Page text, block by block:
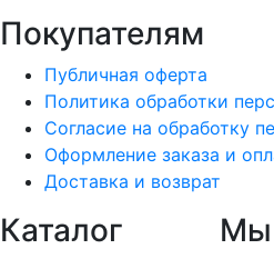
Покупателям
Публичная оферта
Политика обработки
Согласие на обработку
Оформление заказа и
Доставка и возврат
Каталог Мы